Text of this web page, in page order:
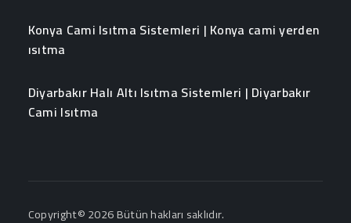
Konya Cami Isıtma Sistemleri | Konya cami yerden
ısıtma
Diyarbakır Halı Altı Isıtma Sistemleri | Diyarbakır
Cami Isıtma
Copyright© 2026 Bütün hakları saklıdır.